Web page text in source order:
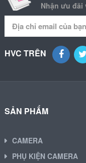
Nhận ưu đãi
HVC TRÊN
SẢN PHẨM
CAMERA
PHỤ KIỆN CAMERA